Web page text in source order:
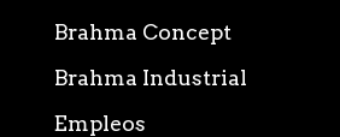
Brahma Concept
Brahma Industrial
Empleos